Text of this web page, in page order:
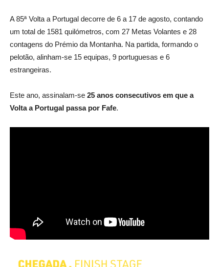
A 85ª Volta a Portugal decorre de 6 a 17 de agosto, contando
um total de 1581 quilómetros, com 27 Metas Volantes e 28
contagens do Prémio da Montanha. Na partida, formando o
pelotão, alinham-se 15 equipas, 9 portuguesas e 6
estrangeiras.
Este ano, assinalam-se 25 anos consecutivos em que a
Volta a Portugal passa por Fafe.